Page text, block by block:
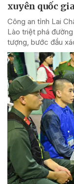
xuyên quốc gia
Công an tỉnh Lai
Lào triệt phá
tượng, bước đầu